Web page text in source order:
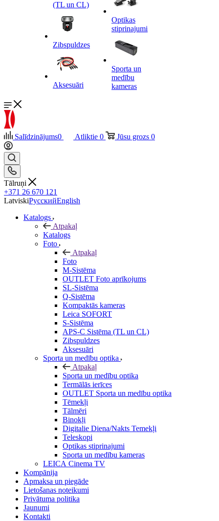
(TL un CL)
Zibspuldzes
Aksesuāri
Optikas
stiprinajumi
Sporta un
medību
kameras
Salīdzinājums0 Atliktie 0 Jūsu grozs 0
Tālruņi
+371 26 670 121
LatviskiРусскийEnglish
Katalogs
Atpakaļ
Katalogs
Foto
Atpakaļ
Foto
M-Sistēma
OUTLET Foto aprīkojums
SL-Sistēma
Q-Sistēma
Kompaktās kameras
Leica SOFORT
S-Sistēma
APS-C Sistēma (TL un CL)
Zibspuldzes
Aksesuāri
Sporta un medību optika
Atpakaļ
Sporta un medību optika
Termālās ierīces
OUTLET Sporta un medību optika
Tēmekļi
Tālmēri
Binokļi
Digitalie Diena/Nakts Temekļi
Teleskopi
Optikas stiprinajumi
Sporta un medību kameras
LEICA Cinema TV
Kompānija
Apmaksa un piegāde
Lietošanas noteikumi
Privātuma politika
Jaunumi
Kontakti